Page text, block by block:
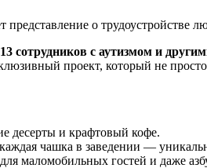
13 сотрудников с аутизмом и
проект, который не просто
десерты и крафтовый кофе.
чашка в заведении —
маломобильных гостей и даже